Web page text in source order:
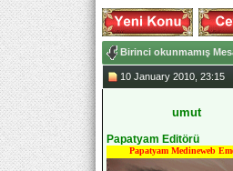
Birinci okunmamış
10 January 2010, 23:15
umut
Papatyam Editörü
Papatyam Medineweb